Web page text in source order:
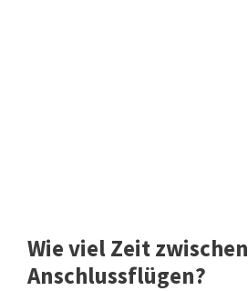
Wie viel Zeit zwischen
Anschlussflügen?